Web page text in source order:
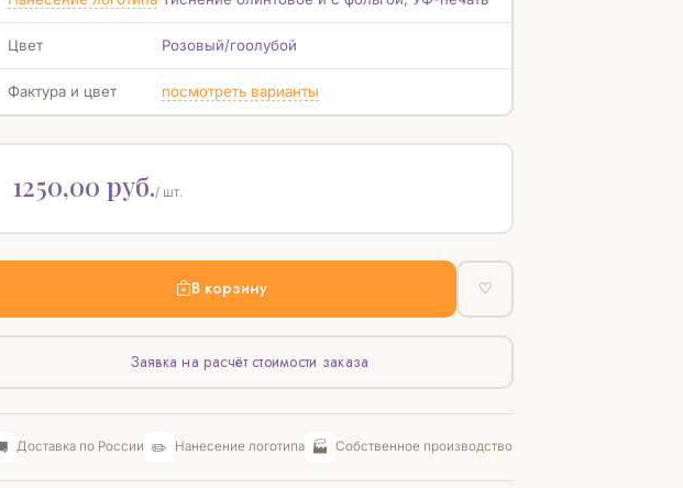
Цвет Розовый/гоолубой
Фактура и цвет посмотреть варианты
1250,00 руб./ шт.
В корзину ♡
Заявка на расчёт стоимости заказа
Доставка по России ✏️ Нанесение логотипа 🏭 Собственное производство